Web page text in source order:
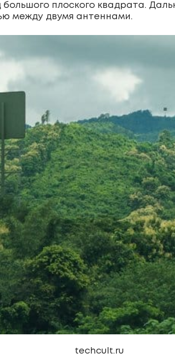
плоского квадрата.
между двумя антеннами.
techcult.ru